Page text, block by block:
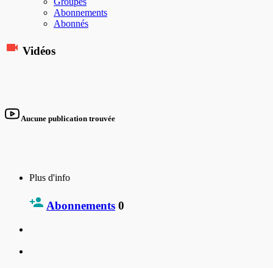
Abonnements
Abonnés
Vidéos
Aucune publication trouvée
Plus d'info
Abonnements 0